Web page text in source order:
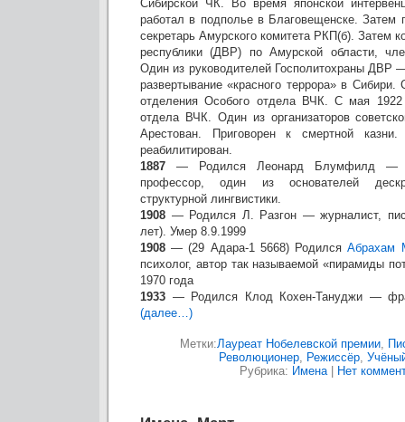
Сибирской ЧК. Во время японской
работал в подполье в Благовещенске. Затем
секретарь Амурского комитета РКП(б). Затем
республики (ДВР) по Амурской области,
Один из руководителей Госполитохраны ДВР
развертывание «красного террора» в Сибири.
отделения Особого отдела ВЧК. С мая 1922
отдела ВЧК. Один из организаторов
Арестован. Приговорен к смертной казни.
реабилитирован.
1887 — Родился Леонард Блумфилд —
профессор, один из основателей
структурной лингвистики.
1908 — Родился Л. Разгон — журналист,
лет). Умер 8.9.1999
1908 — (29 Адара-1 5668) РодилсяАбрахам
психолог, автор так называемой «пирамиды
1970 года
1933 — Родился Клод Кохен-Тануджи —
(далее…)
Метки:Лауреат Нобелевской премии,
Революционер, Режиссёр,
Рубрика: Имена| Нет